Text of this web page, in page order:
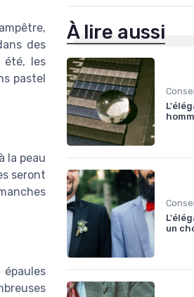
des
été, les
pastel
la peau
seront
À lire aussi
un